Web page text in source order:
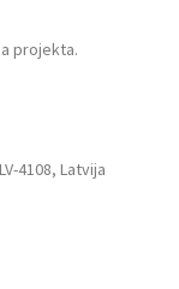
projekta.
4108, Latvija